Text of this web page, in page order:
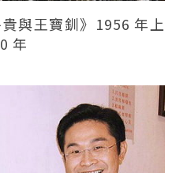
與王寶釧》1956 年上
年